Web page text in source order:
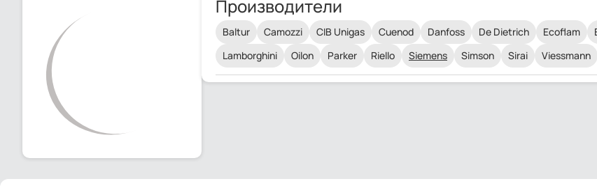
Производители
Baltur Camozzi CIB Unigas Cuenod Danfoss De Dietrich Ecoflam
Lamborghini
Oilon Parker Riello Siemens Simson Sirai Viessmann